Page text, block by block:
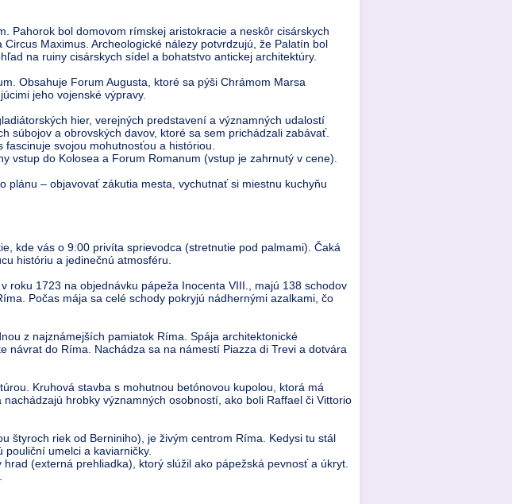
Pahorok bol domovom rímskej aristokracie a neskôr cisárskych
Maximus. Archeologické nálezy potvrdzujú, že Palatín bol
na ruiny cisárskych sídel a bohatstvo antickej architektúry.
Obsahuje Forum Augusta, ktoré sa pýši Chrámom Marsa
jeho vojenské výpravy.
hier, verejných predstavení a významných udalostí
súbojov a obrovských davov, ktoré sa sem prichádzali zabávať.
svojou mohutnosťou a históriou.
vstup do Kolosea a Forum Romanum (vstup je zahrnutý v cene).
– objavovať zákutia mesta, vychutnať si miestnu kuchyňu
kde vás o 9:00 privíta sprievodca (stretnutie pod palmami). Čaká
históriu a jedinečnú atmosféru.
roku 1723 na objednávku pápeža Inocenta VIII., majú 138 schodov
Počas mája sa celé schody pokryjú nádhernými azalkami, čo
z najznámejších pamiatok Ríma. Spája architektonické
návrat do Ríma. Nachádza sa na námestí Piazza di Trevi a dotvára
Kruhová stavba s mohutnou betónovou kupolou, ktorá má
hrobky významných osobností, ako boli Raffael či Vittorio
štyroch riek od Berniniho), je živým centrom Ríma. Kedysi tu stál
umelci a kaviarničky.
(externá prehliadka), ktorý slúžil ako pápežská pevnosť a úkryt.